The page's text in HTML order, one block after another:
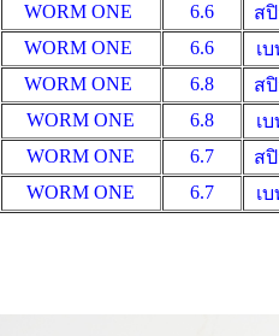
WORM ONE
6.6
ส
WORM ONE
6.6
เ
WORM ONE
6.8
ส
WORM ONE
6.8
เ
WORM ONE
6.7
ส
WORM ONE
6.7 เ